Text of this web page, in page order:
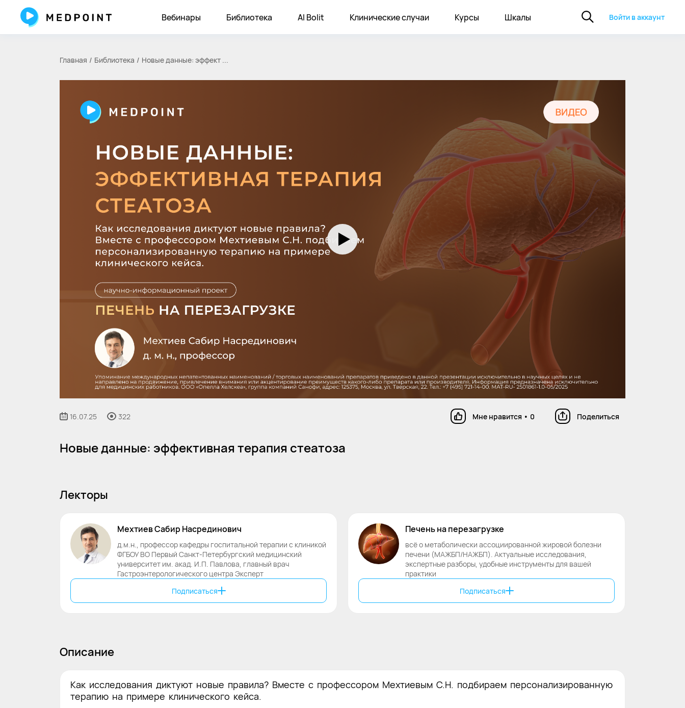
Вебинары Библиотека AI Bolit Клинические случаи Курсы Шкалы Войти в аккаунт
Главная Библиотека Новые данные: эффект ...
16.07.25 322 Мне нравится • 0 Поделиться
Новые данные: эффективная терапия стеатоза
Лекторы
МехтиевСабир Насрединович
д.м.н., профессор кафедры госпитальной терапии с клиникой
ФГБОУ ВО Первый Санкт-Петербургский медицинский
университет им. акад. И.П. Павлова, главный врач
Гастроэнтерологического центра Эксперт
Подписаться
Печеньнаперезагрузке
всё о метаболически ассоциированной жировой болезни
печени (МАЖБП/НАЖБП). Актуальные исследования,
экспертные разборы, удобные инструменты для вашей
практики
Подписаться
Описание
Как исследования диктуют новые правила? Вместе с профессором Мехтиевым С.Н. подбираем персонализированную
терапию на примере клинического кейса.